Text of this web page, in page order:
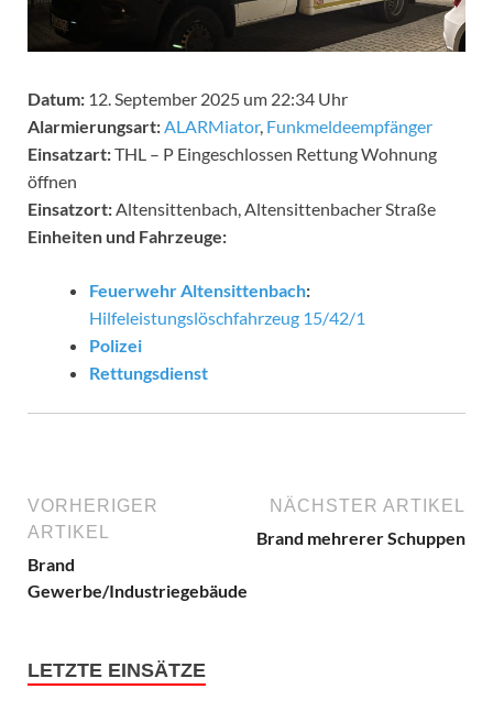
Datum: 12. September 2025 um 22:34 Uhr
Alarmierungsart:ALARMiator, Funkmeldeempfänger
Einsatzart:THL – P Eingeschlossen Rettung Wohnung
öffnen
Einsatzort:Altensittenbach, Altensittenbacher Straße
Einheiten und Fahrzeuge:
Feuerwehr Altensittenbach:
Hilfeleistungslöschfahrzeug 15/42/1
Polizei
Rettungsdienst
VORHERIGER
ARTIKEL
Brand
Gewerbe/Industriegebäude
NÄCHSTER ARTIKEL
Brand mehrerer Schuppen
LETZTE EINSÄTZE